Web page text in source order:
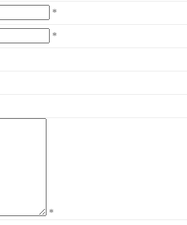
*
*
*